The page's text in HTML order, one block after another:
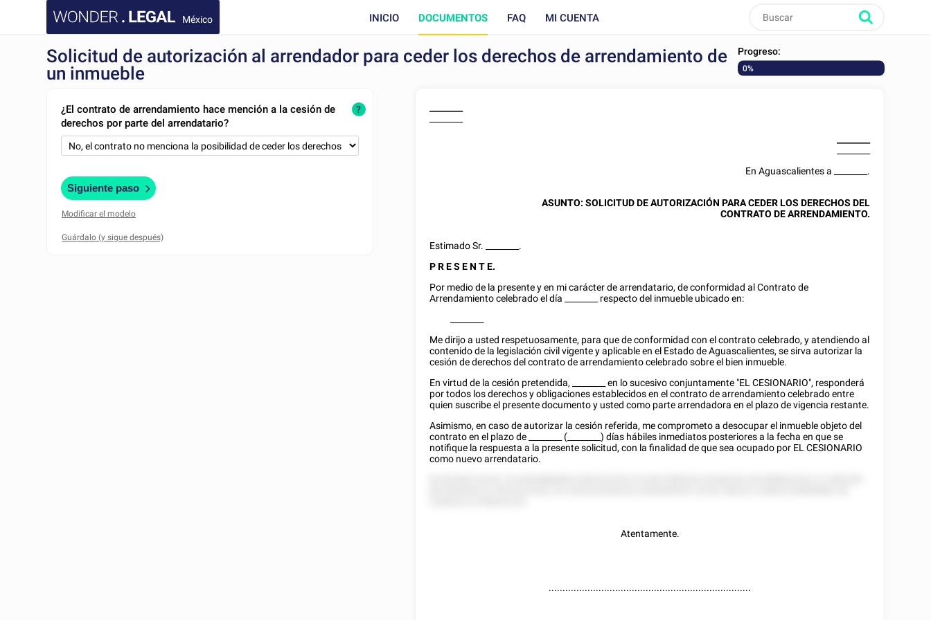
México INICIO DOCUMENTOS FAQ MI CUENTA
Solicitud de autorización al arrendador para ceder los derechos de arrendamiento de
un inmueble
Progreso:
0%
¿El contrato de arrendamiento hace mención a la cesión de
derechos por parte del arrendatario?
?
Siguiente paso
Modificar el modelo
En Aguascalientesa .
ASUNTO: SOLICITUD DE AUTORIZACIÓN PARA CEDER LOS DERECHOS DEL
CONTRATO DE ARRENDAMIENTO.
Estimado Sr.
.
P R E S E N T E.
Por medio de la presente y en mi carácter de arrendatario, de conformidad al Contrato de
Arrendamiento celebrado el día
respecto del inmueble ubicado en:
Me dirijo a usted respetuosamente, para que de conformidad con el contrato celebrado, y atendiendo al
contenido de la legislación civil vigente y aplicable en el Estado deAguascalientes, se sirva autorizar la
cesión de derechos del contrato de arrendamiento celebrado sobre el bien inmueble.
En virtud de la cesión pretendida,
en lo sucesivo conjuntamente "EL CESIONARIO", responderá
por todos los derechos y obligaciones establecidos en el contrato de arrendamiento celebrado entre
quien suscribe el presente documento y usted como parte arrendadora en el plazo de vigencia restante.
Asimismo, en caso de autorizar la cesión referida, me comprometo a desocupar el inmueble objeto del
contrato en el plazo de
(________) días hábiles inmediatos posteriores a la fecha en que se
notifique la respuesta a la presente solicitud, con la finalidad de que sea ocupado por EL CESIONARIO
como nuevo arrendatario.
Atentamente.
.........................................................................